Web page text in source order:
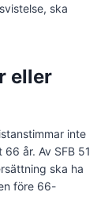
ska
eller
inte
år. Av SFB 51
ska ha
före 66-